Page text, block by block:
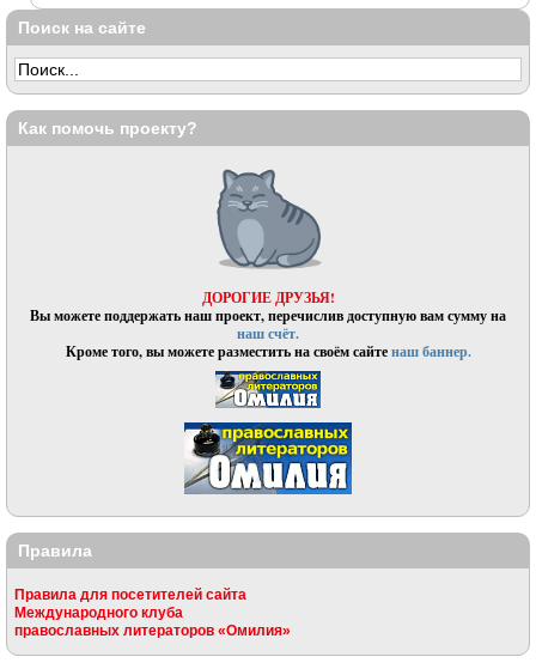
Поиск на сайте
Как помочь проекту?
ДОРОГИЕ ДРУЗЬЯ!
Вы можете поддержать наш проект, перечислив доступную вам сумму на
наш счёт.
Кроме того, вы можете разместить на своём сайтенаш баннер.
Правила
Правила для посетителей сайта
Международного клуба
православных литераторов «Омилия»